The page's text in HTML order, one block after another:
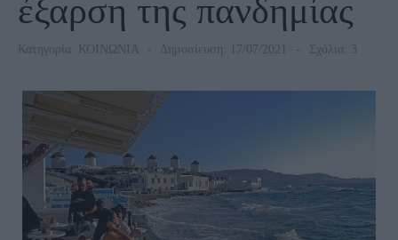
έξαρση της πανδημίας
Κατηγορία: ΚΟΙΝΩΝΙΑ Δημοσίευση: 17/07/2021 Σχόλια: 3